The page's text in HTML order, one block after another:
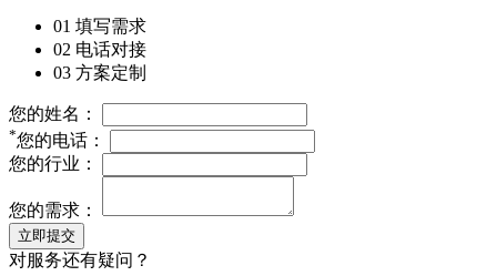
01 填写需求
02 电话对接
03 方案定制
您的姓名：
*您的电话：
您的行业：
您的需求：
立即提交
对服务还有疑问？